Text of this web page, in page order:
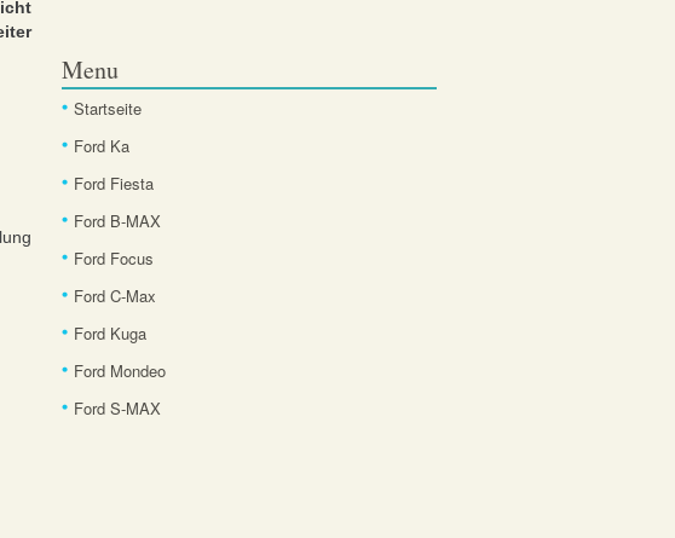
Menu
Startseite
Ford Ka
Ford Fiesta
Ford B-MAX
Ford Focus
Ford C-Max
Ford Kuga
Ford Mondeo
Ford S-MAX